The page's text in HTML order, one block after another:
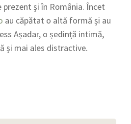
prezent și în România. Încet
au căpătat o altă formă și au
Așadar, o ședință intimă,
și mai ales distractive.